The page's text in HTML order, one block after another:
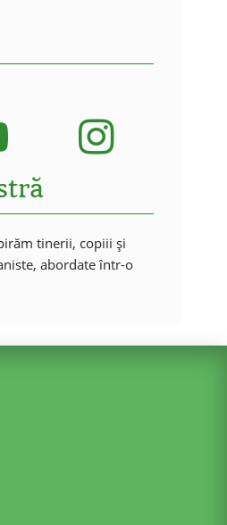
tinerii, copiii și
abordate într-o